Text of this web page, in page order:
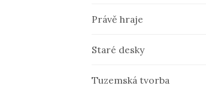
Právě hraje
Staré desky
Tuzemská tvorba